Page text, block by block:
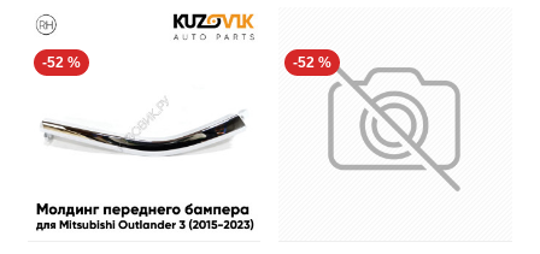
-52 % -52 %